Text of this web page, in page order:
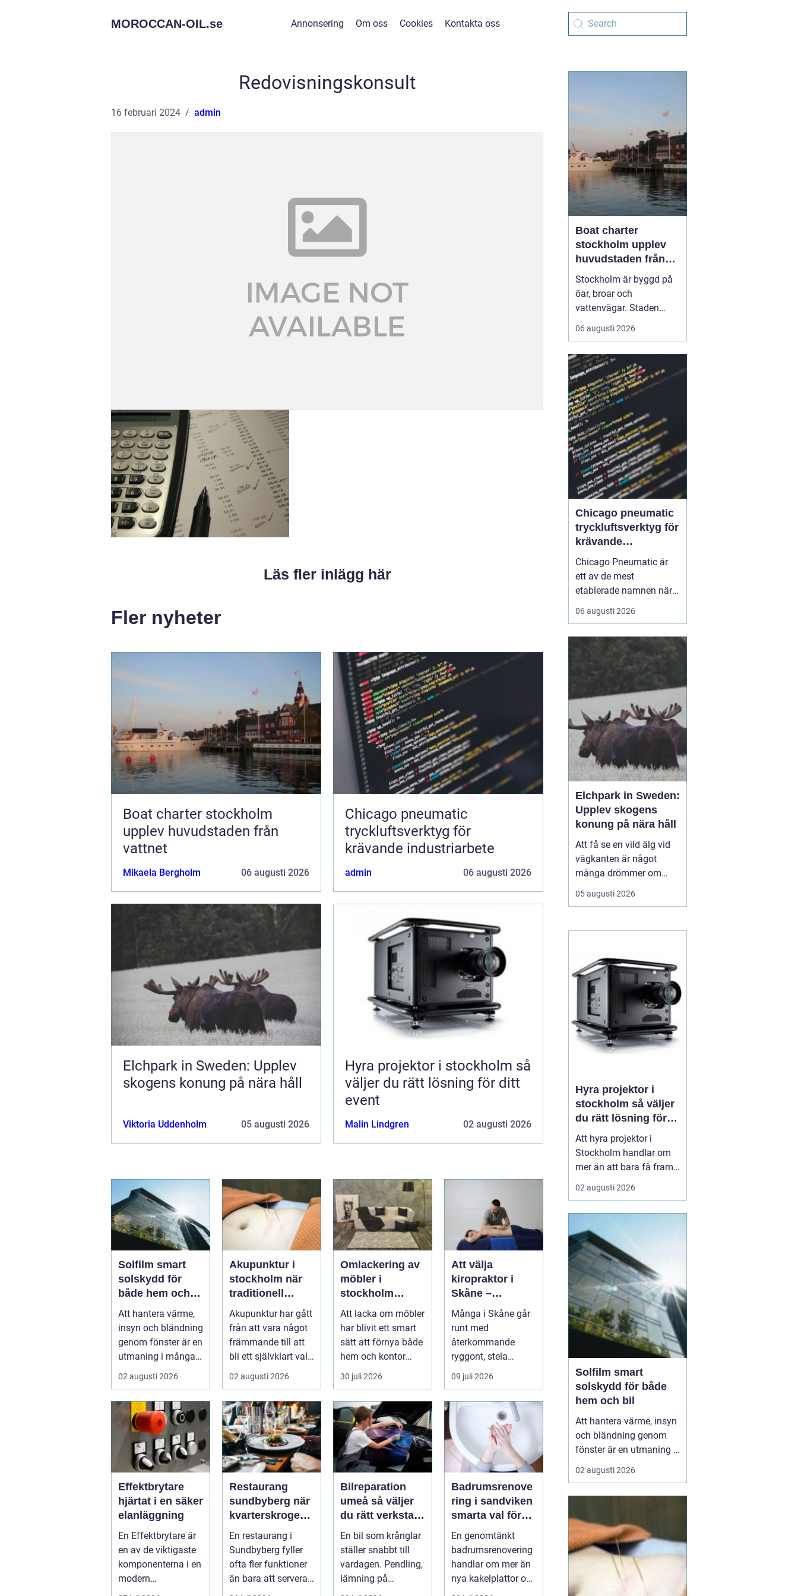
MOROCCAN-OIL.se Annonsering Om oss Cookies Kontakta oss
Redovisningskonsult
16 februari 2024 admin
Läs fler inlägg här
Fler nyheter
Boat charter stockholm
upplev huvudstaden från
vattnet
Mikaela Bergholm 06 augusti 2026
Chicago pneumatic
tryckluftsverktyg för
krävande industriarbete
admin 06 augusti 2026
Elchpark in Sweden: Upplev
skogens konung på nära håll
Viktoria Uddenholm 05 augusti 2026
Hyra projektor i stockholm så
väljer du rätt lösning för ditt
event
Malin Lindgren 02 augusti 2026
Solfilm smart
solskydd för
både hem och
bil
Att hantera värme,
insyn och bländning
genom fönster är en
utmaning i många
svenska hem,
kontor och ...
02 augusti 2026
Akupunktur i
stockholm när
traditionell
kinesisk
medicin möter
modern vardag
Akupunktur har gått
från att vara något
främmande till att
bli ett självklart val
för många som
söke...
02 augusti 2026
Omlackering av
möbler i
stockholm
hållbar
förvandling av
hem och kontor
Att lacka om möbler
har blivit ett smart
sätt att förnya både
hem och kontor
utan att köpa nytt.
Mån...
30 juli 2026
Att välja
kiropraktor i
Skåne –
kunskap som
hjälper dig att ta
rätt beslut
Många i Skåne går
runt med
återkommande
ryggont, stela
nackar eller diffusa
09 juli 2026
Effektbrytare
hjärtat i en säker
elanläggning
En Effektbrytare är
en av de viktigaste
komponenterna i en
modern
elanläggning. Den
Restaurang
sundbyberg när
kvarterskrogen
blir vardagsrum
En restaurang i
Sundbyberg fyller
ofta fler funktioner
än bara att servera
mat. För många blir
Bilreparation
umeå så väljer
du rätt verkstad
och får bilen att
hålla längre
En bil som krånglar
ställer snabbt till
vardagen. Pendling,
lämning på
förskola, utflykter
Badrumsrenove
ring i sandviken
smarta val för
ett tryggt och
hållbart badrum
En genomtänkt
badrumsrenovering
handlar om mer än
nya kakelplattor och
en modern dusch.
Boat charter
stockholm upplev
huvudstaden från
vattnet
Stockholm är byggd på
öar, broar och
vattenvägar. Staden
visar sin bästa sida från
däck på en båt, när
siluett och det lugna
vattnet ramar in
upplevelsen.Med Boat
charter Stockhol...
06 augusti 2026
Chicago pneumatic
tryckluftsverktyg för
krävande
industriarbete
Chicago Pneumatic är
ett av de mest
etablerade namnen när
det gäller
tryckluftsdrivna verktyg
Varumärket förknippas
med robust konstruktion,
hög prestanda och lång
livslängd. För många
företag handlar valet av
verktyg inte ...
06 augusti 2026
Elchpark in Sweden:
Upplev skogens
konung på nära håll
Att få se en vild älg vid
vägkanten är något
många drömmer om
inför en resa till Sverige.
I verkligheten är chansen
den som bara är här
05 augusti 2026
Hyra projektor i
stockholm så väljer
du rätt lösning för
ditt event
Att hyra projektor i
Stockholm handlar om
mer än att bara få fram
en stor bild på en duk.
En bra
landar tydligt hos
publiken eller försvinner i
suddig bild, dålig
kontrast och stressade
teknikstrul. Med r...
02 augusti 2026
Solfilm smart
solskydd för både
hem och bil
Att hantera värme, insyn
och bländning genom
fönster är en utmaning i
många svenska hem,
kontor och bilar. Allt fler
komplement eller
alternativ till tradi...
02 augusti 2026